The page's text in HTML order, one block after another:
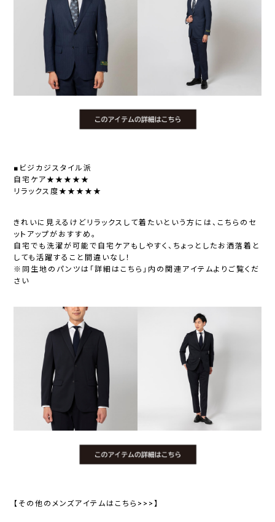
■ビジカジスタイル派
自宅ケア★★★★★
リラックス度★★★★★
きれいに見えるけどリラックスして着たいという方には、こちらのセ
ットアップがおすすめ。
自宅でも洗濯が可能で自宅ケアもしやすく、ちょっとしたお洒落着と
しても活躍すること間違いなし！
※同生地のパンツは「詳細はこちら」内の関連アイテムよりご覧くだ
さい
【その他のメンズアイテムはこちら>>>】